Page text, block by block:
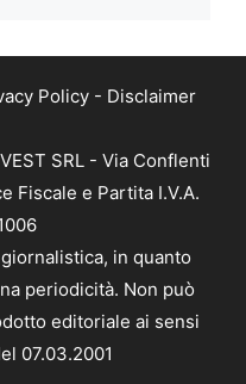
Policy - Disclaimer
SRL - Via Conflenti
Fiscale e Partita I.V.A.
in quanto
periodicità. Non può
editoriale ai sensi
07.03.2001